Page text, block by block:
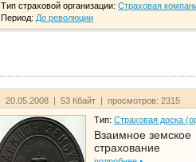
Тип страховой организации: Страховая
Период: До революции
20.05.2008 | 53 Кбайт | просмотров: 2315
Тип: Страховая доска
Взаимное земское
страхование